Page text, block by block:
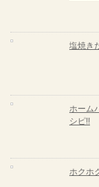
塩焼き
ホーム
シピ!!
ホクホ